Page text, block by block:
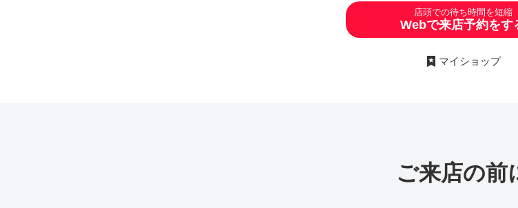
店頭での待ち時間を短縮
Webで来店予約をす
マイショップ
ご来店の前